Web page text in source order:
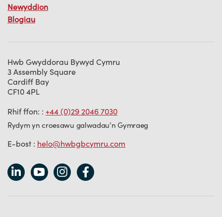
Newyddion
Blogiau
Hwb Gwyddorau Bywyd Cymru
3 Assembly Square
Cardiff Bay
CF10 4PL
Rhif ffon: : +44 (0)29 2046 7030
Rydym yn croesawu galwadau’n Gymraeg
E-bost : helo@hwbgbcymru.com